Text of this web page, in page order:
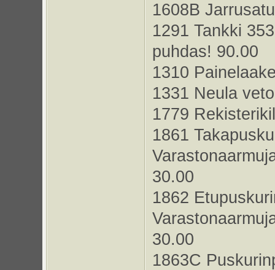
1608B
1291 Tankki
puhdas! 90.00
1310
1331 Neula
1779
1861
30.00
1862
30.00
1863C